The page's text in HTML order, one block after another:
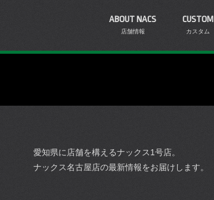
ABOUT NACS
店舗情報
CUSTOM
カスタム
愛知県に店舗を構えるナックス1号店。
ナックス名古屋店の最新情報をお届けします。